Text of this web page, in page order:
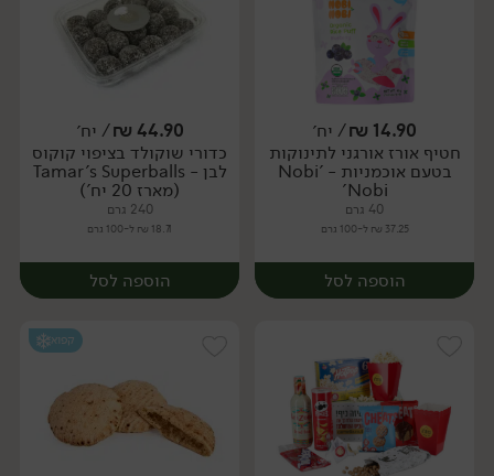
יח׳ יח׳
14.90
₪/ יח׳
חטיף אורז אורגני לתינוקות
בטעם אוכמניות - 'Nobi
Nobi'
40 גרם
37.25 ₪ ל-100 גרם
הוספה לסל
44.90
₪/ יח׳
כדורי שוקולד בציפוי קוקוס
לבן - Tamar's Superballs
(מארז 20 יח')
240 גרם
18.71 ₪ ל-100 גרם
הוספה לסל
קפוא